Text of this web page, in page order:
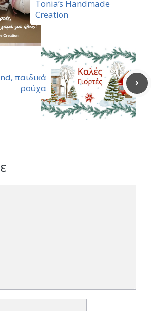
Tonia’s Handmade
Creation
παιδικά
ρούχα